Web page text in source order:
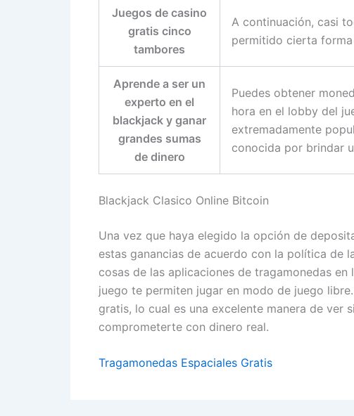
Juegos de casino
gratis cinco
tambores
A continuación, casi
permitido cierta
Aprende a ser un
experto en el
blackjack y ganar
grandes sumas
de dinero
Puedes obtener
hora en el lobby del
extremadamente
conocida por brindar
Blackjack Clasico Online Bitcoin
Una vez que haya elegido la opción de
estas ganancias de acuerdo con la política de
cosas de las aplicaciones de tragamonedas en
juego te permiten jugar en modo de juego
gratis, lo cual es una excelente manera de ver
comprometerte con dinero real.
Tragamonedas Espaciales Gratis